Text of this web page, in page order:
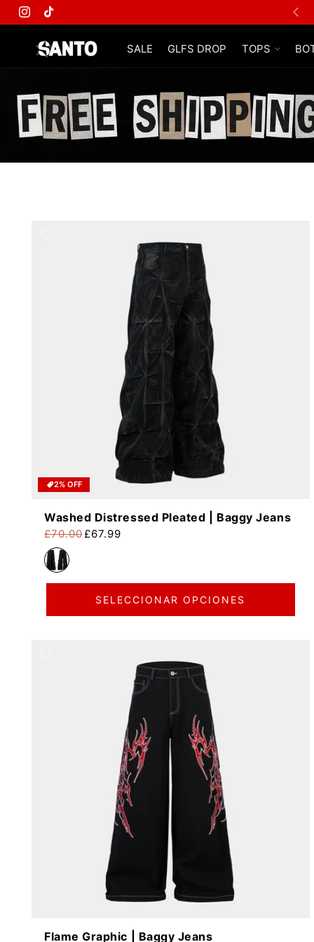
Instagram
TikTok
SALE GLFS DROP TOPS
2% OFF
Washed Distressed Pleated | Baggy Jeans
Precio habitual
£70.00
Precio de oferta
£67.99
SELECCIONAR OPCIONES
Flame Graphic | Baggy Jeans